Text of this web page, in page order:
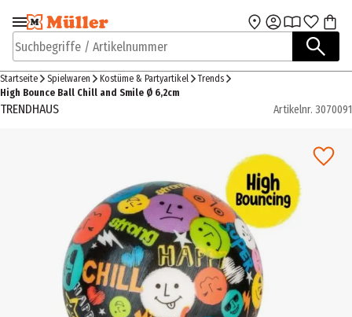
Zur Navigation
springen
Zum Hauptinhalt
Suchbegriffe / Artikelnummer
Startseite Spielwaren Kostüme & Partyartikel
Trends
High Bounce Ball Chill and Smile Ø 6,2cm
TRENDHAUS Artikelnr. 3070091